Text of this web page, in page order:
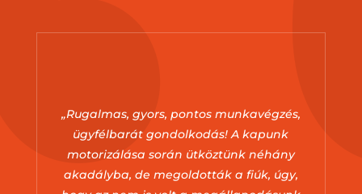
„Rugalmas, gyors, pontos munkavégzés,
ügyfélbarát gondolkodás! A kapunk
motorizálása során ütköztünk néhány
akadályba, de megoldották a fiúk, úgy,